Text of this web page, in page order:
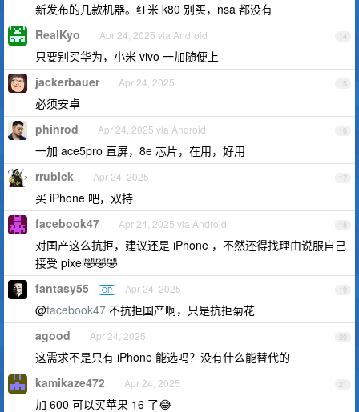
新发布的几款机器。红米 k80 别买，nsa 都没有
14
RealKyo Apr 24, 2025 via Android
只要别买华为，小米 vivo 一加随便上
15
jackerbauer Apr 24, 2025
必须安卓
16
phinrod Apr 24, 2025 via Android
一加 ace5pro 直屏，8e 芯片，在用，好用
17
rrubick Apr 24, 2025
买 iPhone 吧，双持
18
facebook47 Apr 24, 2025 via Android
对国产这么抗拒，建议还是 iPhone ，不然还得找理由说服自己
接受 pixel🤣🤣🤣
19
fantasy55 OP Apr 24, 2025
@facebook47 不抗拒国产啊，只是抗拒菊花
20
agood Apr 24, 2025
这需求不是只有 iPhone 能选吗？没有什么能替代的
21
kamikaze472 Apr 24, 2025
加 600 可以买苹果 16 了😂